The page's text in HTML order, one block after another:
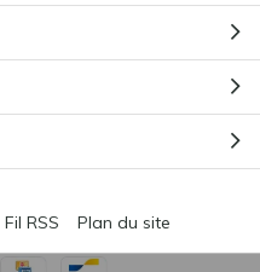
Fil RSS Plan du site